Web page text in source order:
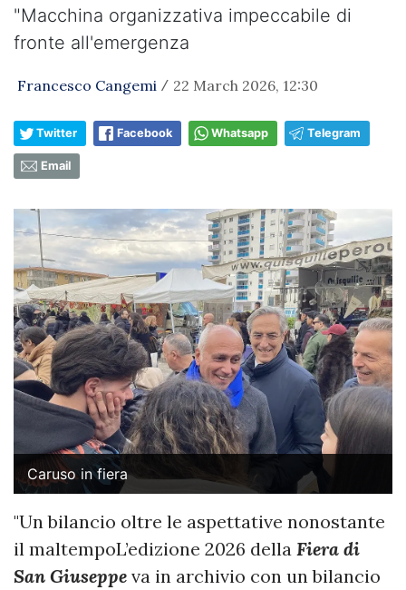
"Macchina organizzativa impeccabile di
fronte all'emergenza
Francesco Cangemi / 22 March 2026, 12:30
Twitter Facebook Whatsapp Telegram
Email
Caruso in fiera
"Un bilancio oltre le aspettative nonostante
il maltempoL’edizione 2026 della Fiera di
San Giuseppe va in archivio con un bilancio